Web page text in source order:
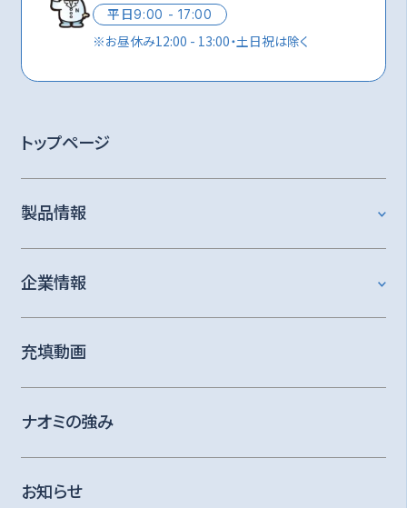
平日9:00 - 17:00
※お昼休み12:00 - 13:00・土日祝は除く
トップページ
製品情報
企業情報
充填動画
ナオミの強み
お知らせ